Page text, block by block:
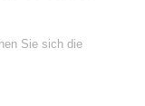
Sie sich die